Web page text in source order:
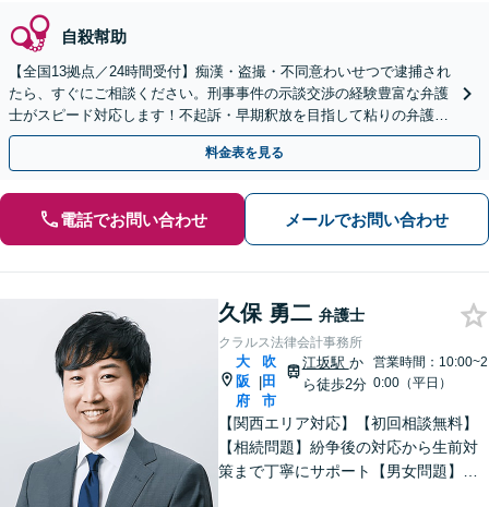
自殺幇助
【全国13拠点／24時間受付】痴漢・盗撮・不同意わいせつで逮捕され
たら、すぐにご相談ください。刑事事件の示談交渉の経験豊富な弁護
士がスピード対応します！不起訴・早期釈放を目指して粘りの弁護活
動を行います。
料金表を見る
電話でお問い合わせ メールでお問い合わせ
久保 勇二 弁護士
クラルス法律会計事務所
大
阪
府
|
吹
田
市
江坂駅 か
ら徒歩2分
営業時間：10:00~2
0:00（平日）
【関西エリア対応】【初回相談無料】
【相続問題】紛争後の対応から生前対
策まで丁寧にサポート【男女問題】金